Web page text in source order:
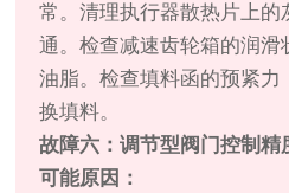
常。清理执行器散热片上的
通。检查减速齿轮箱的润滑
油脂。检查填料函的预紧力
换填料。
故障六：调节型阀门控制精
可能原因：